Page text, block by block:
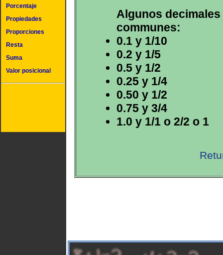
Porcentaje
Propiedades
Proporciones
Resta
Suma
Valor posicional
Algunos
communes:
0.1 y 1/10
0.2 y 1/5
0.5 y 1/2
0.25 y 1/4
0.50 y 1/2
0.75 y 3/4
1.0 y 1/1 o 2/2 o 1